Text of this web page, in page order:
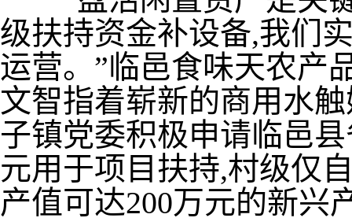
级扶持资金补设备,我们
运营。”临邑食味天农产
文智指着崭新的商用水
子镇党委积极申请临邑
元用于项目扶持,村级仅
产值可达200万元的新兴